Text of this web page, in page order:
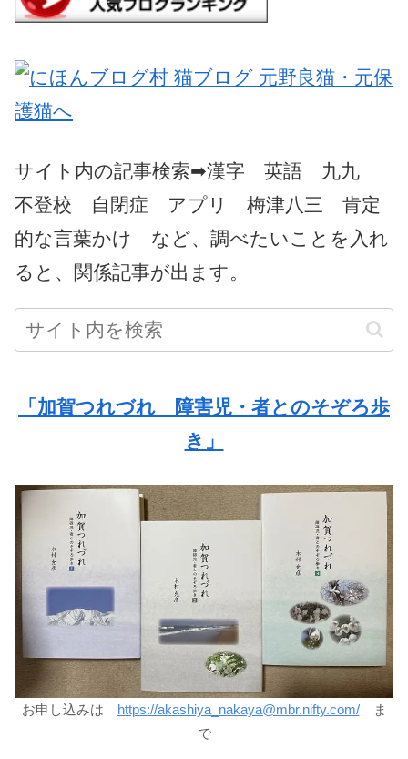
サイト内の記事検索➡漢字 英語 九九
不登校 自閉症 アプリ 梅津八三 肯定
的な言葉かけ など、調べたいことを入れ
ると、関係記事が出ます。
「加賀つれづれ 障害児・者とのそぞろ歩
き」
お申し込みは https://akashiya_nakaya@mbr.nifty.com/ま
で